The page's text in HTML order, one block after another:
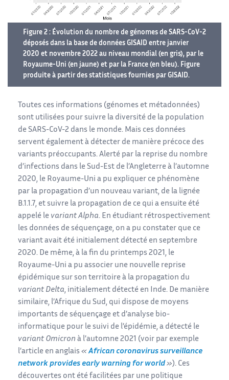
Figure 2 : Évolution du nombre de génomes de SARS-CoV-2
déposés dans la base de données GISAID entre janvier
2020 et novembre 2022 au niveau mondial (en gris), par le
Royaume-Uni (en jaune) et par la France (en bleu). Figure
produite à partir des statistiques fournies par GISAID.
Toutes ces informations (génomes et métadonnées)
sont utilisées pour suivre la diversité de la population
de SARS-CoV-2 dans le monde. Mais ces données
servent également à détecter de manière précoce des
variants préoccupants. Alerté par la reprise du nombre
d’infections dans le Sud-Est de l’Angleterre à l’automne
2020, le Royaume-Uni a pu expliquer ce phénomène
par la propagation d’un nouveau variant, de la lignée
B.1.1.7, et suivre la propagation de ce qui a ensuite été
appelé le variant Alpha. En étudiant rétrospectivement
les données de séquençage, on a pu constater que ce
variant avait été initialement détecté en septembre
2020. De même, à la fin du printemps 2021, le
Royaume-Uni a pu associer une nouvelle reprise
épidémique sur son territoire à la propagation du
variant Delta, initialement détecté en Inde. De manière
similaire, l’Afrique du Sud, qui dispose de moyens
importants de séquençage et d’analyse bio-
informatique pour le suivi de l’épidémie, a détecté le
variant Omicron à l’automne 2021 (voir par exemple
l’article en anglais «African coronavirus surveillance
network provides early warning for world »). Ces
découvertes ont été facilitées par une politique